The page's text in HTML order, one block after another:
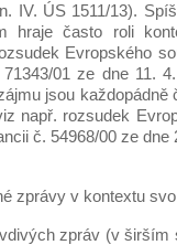
IV. ÚS 1511/13).
hraje často roli
Evropského
01 ze dne 11.
jsou každopádně
např. rozsudek
č. 54968/00 ze dne
zprávy v kontextu
zpráv (v širším